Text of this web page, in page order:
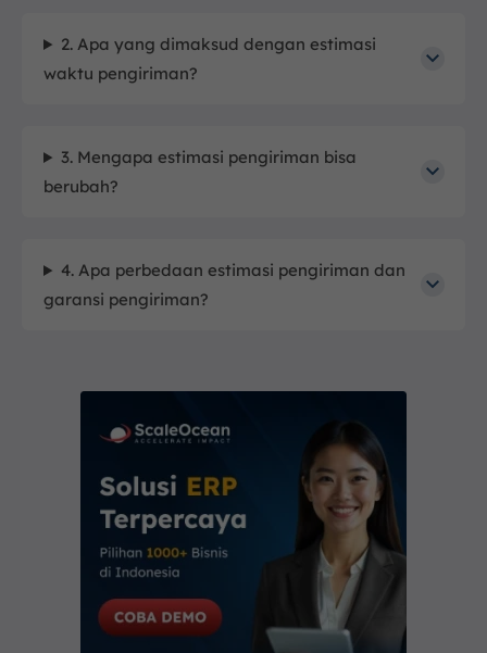
2. Apa yang dimaksud dengan estimasi
waktu pengiriman?
3. Mengapa estimasi pengiriman bisa
berubah?
4. Apa perbedaan estimasi pengiriman dan
garansi pengiriman?